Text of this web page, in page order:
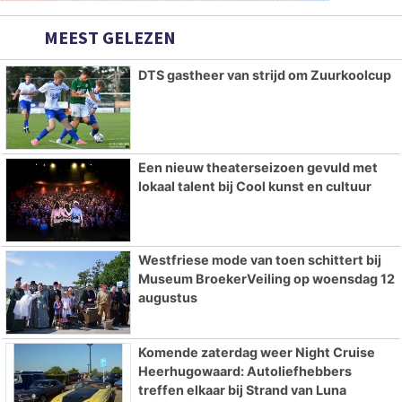
MEEST GELEZEN
DTS gastheer van strijd om Zuurkoolcup
Een nieuw theaterseizoen gevuld met
lokaal talent bij Cool kunst en cultuur
Westfriese mode van toen schittert bij
Museum BroekerVeiling op woensdag 12
augustus
Komende zaterdag weer Night Cruise
Heerhugowaard: Autoliefhebbers
treffen elkaar bij Strand van Luna